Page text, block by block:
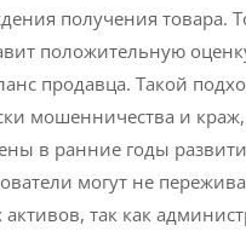
получения товара.
положительную
продавца. Такой
мошенничества и
в ранние годы
могут не
активов, так как